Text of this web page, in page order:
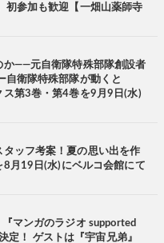
初参加も歓迎【一畑山薬師寺
か――元自衛隊特殊部隊創設者
自衛隊特殊部隊が動くと
ス第3巻・第4巻を9月9日(水)
タッフ考案！夏の思い出を作
月19日(水)にベルコ会館にて
マンガのラジオ supported
定！ ゲストは『宇宙兄弟』